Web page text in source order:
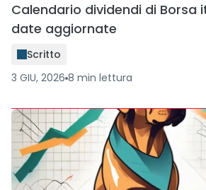
Calendario dividendi di Borsa
date aggiornate
Scritto
3 GIU, 2026 8 min lettura